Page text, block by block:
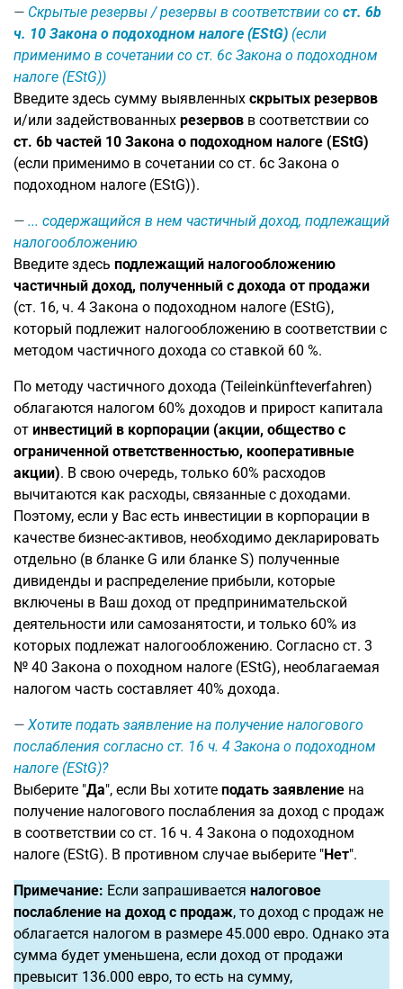
Скрытые резервы / резервы в соответствии со ст. 6b
ч. 10 Закона о подоходном налоге (EStG) (если
применимо в сочетании со ст. 6c Закона о подоходном
налоге (EStG))
Введите здесь сумму выявленных скрытых резервов
и/или задействованных резервов в соответствии со
ст. 6b частей 10 Закона о подоходном налоге (EStG)
(если применимо в сочетании со ст. 6c Закона о
подоходном налоге (EStG)).
... содержащийся в нем частичный доход, подлежащий
налогообложению
Введите здесь подлежащий налогообложению
частичный доход, полученный с дохода от продажи
(ст. 16, ч. 4 Закона о подоходном налоге (EStG),
который подлежит налогообложению в соответствии с
методом частичного дохода со ставкой 60 %.
По методу частичного дохода (Teileinkünfteverfahren)
облагаются налогом 60% доходов и прирост капитала
от инвестиций в корпорации (акции, общество с
ограниченной ответственностью, кооперативные
акции). В свою очередь, только 60% расходов
вычитаются как расходы, связанные с доходами.
Поэтому, если у Вас есть инвестиции в корпорации в
качестве бизнес-активов, необходимо декларировать
отдельно (в бланке G или бланке S) полученные
дивиденды и распределение прибыли, которые
включены в Ваш доход от предпринимательской
деятельности или самозанятости, и только 60% из
которых подлежат налогообложению. Согласно ст. 3
№ 40 Закона о походном налоге (EStG), необлагаемая
налогом часть составляет 40% дохода.
Хотите подать заявление на получение налогового
послабления согласно ст. 16 ч. 4 Закона о подоходном
налоге (EStG)?
Выберите "Да", если Вы хотите подать заявление на
получение налогового послабления за доход с продаж
в соответствии со ст. 16 ч. 4 Закона о подоходном
налоге (EStG). В противном случае выберите "Нет".
Примечание: Если запрашивается налоговое
послабление на доход с продаж, то доход с продаж не
облагается налогом в размере 45.000 евро. Однако эта
сумма будет уменьшена, если доход от продажи
превысит 136.000 евро, то есть на сумму,